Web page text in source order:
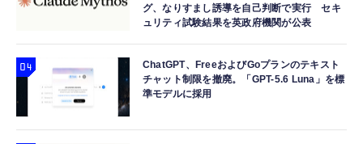
グ、なりすまし誘導を自己判断で実行 セキ
ュリティ試験結果を英政府機関が公表
ChatGPT、FreeおよびGoプランのテキスト
チャット制限を撤廃。「GPT-5.6 Luna」を標
準モデルに採用